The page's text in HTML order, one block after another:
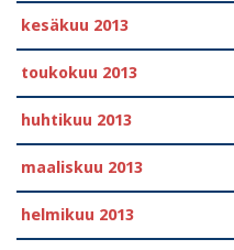
kesäkuu 2013
toukokuu 2013
huhtikuu 2013
maaliskuu 2013
helmikuu 2013